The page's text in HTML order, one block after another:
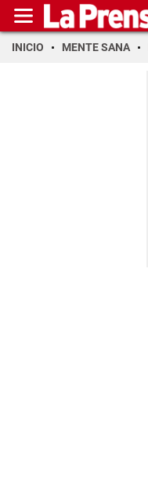
INICIO MENTE SANA